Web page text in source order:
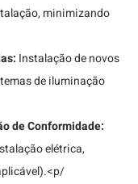
minimizando
Instalação de novos
de iluminação
de Conformidade:
elétrica,